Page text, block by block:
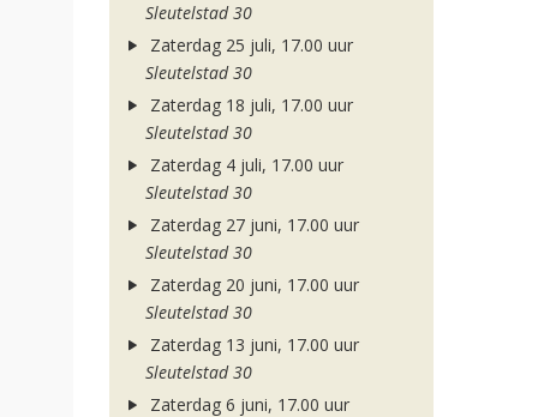
Sleutelstad 30
Zaterdag 25 juli, 17.00 uur
Sleutelstad 30
Zaterdag 18 juli, 17.00 uur
Sleutelstad 30
Zaterdag 4 juli, 17.00 uur
Sleutelstad 30
Zaterdag 27 juni, 17.00 uur
Sleutelstad 30
Zaterdag 20 juni, 17.00 uur
Sleutelstad 30
Zaterdag 13 juni, 17.00 uur
Sleutelstad 30
Zaterdag 6 juni, 17.00 uur